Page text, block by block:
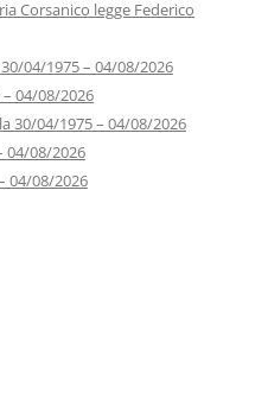
Corsanico legge Federico
04/1975 – 04/08/2026
04/08/2026
30/04/1975 – 04/08/2026
04/08/2026
04/08/2026